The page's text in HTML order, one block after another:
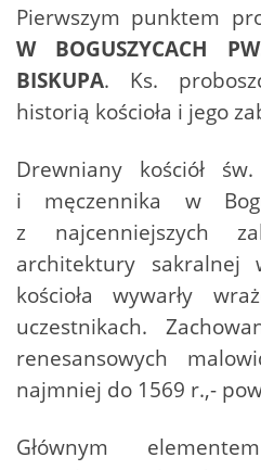
Pierwszym punktem
W BOGUSZYCACH
BISKUPA. Ks.
historią kościoła i jego
Drewniany kościół
i męczennika w
z najcenniejszych
architektury sakralnej
kościoła wywarły
uczestnikach.
renesansowych
najmniej do 1569 r.,-
Głównym